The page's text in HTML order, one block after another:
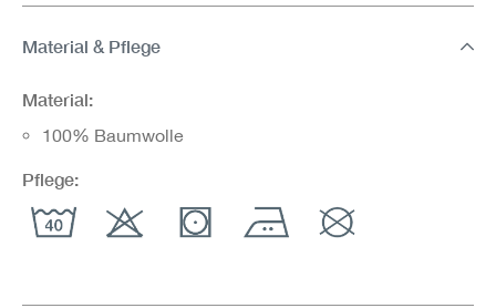
Material & Pflege
Material:
100% Baumwolle
Pflege: